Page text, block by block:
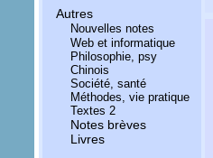
Autres
Nouvelles notes
Web et informatique
Philosophie, psy
Chinois
Société, santé
Méthodes, vie pratique
Textes 2
Notes brèves
Livres